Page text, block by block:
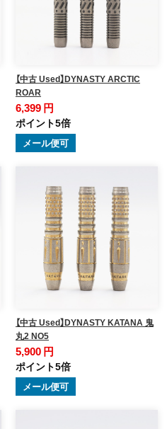
【中古 Used】DYNASTY ARCTIC
ROAR
6,399 円
ポイント5倍
メール便可
【中古 Used】DYNASTY KATANA 鬼
丸2 NO5
5,900 円
ポイント5倍
メール便可